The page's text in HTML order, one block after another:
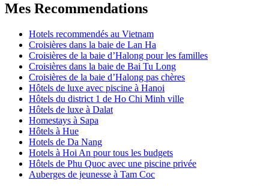
Mes Recommendations
Hotels recommendés au Vietnam
Croisières dans la baie de Lan Ha
Croisières de la baie d’Halong pour les familles
Croisières dans la baie de Bai Tu Long
Croisières de la baie d’Halong pas chères
Hôtels de luxe avec piscine à Hanoi
Hôtels du district 1 de Ho Chi Minh ville
Hôtels de luxe à Dalat
Homestays à Sapa
Hôtels à Hue
Hotels de Da Nang
Hotels à Hoi An pour tous les budgets
Hôtels de Phu Quoc avec une piscine privée
Auberges de jeunesse à Tam Coc